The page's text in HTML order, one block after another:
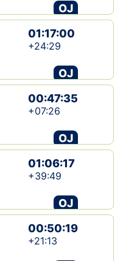
OJ
01:17:00
+24:29
OJ
00:47:35
+07:26
OJ
01:06:17
+39:49
OJ
00:50:19
+21:13